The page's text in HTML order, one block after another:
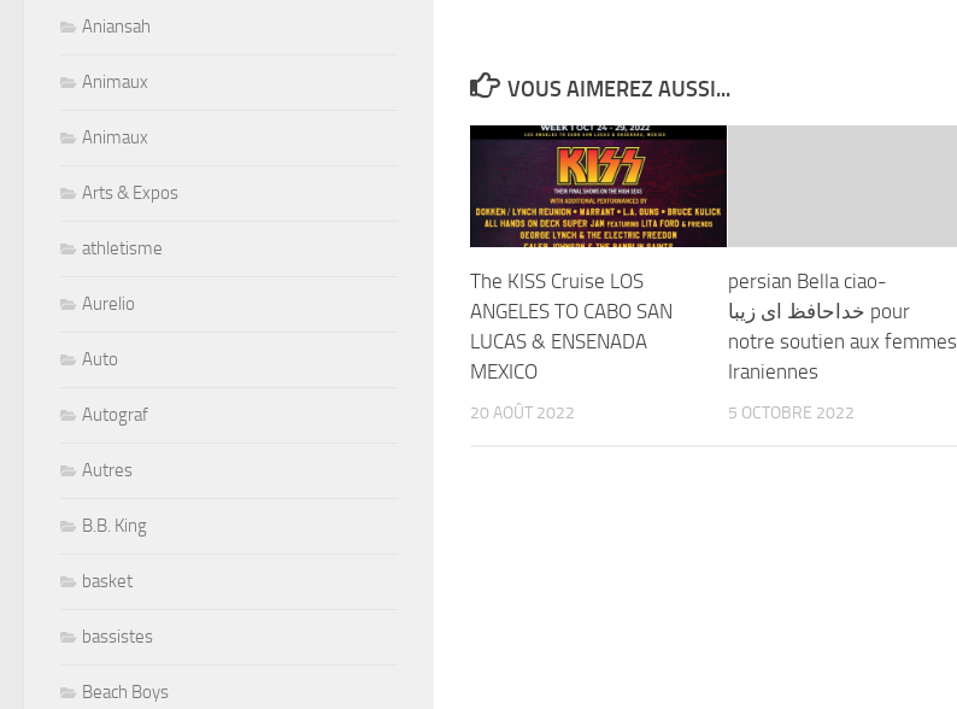
VOUS AIMEREZ AUSSI...
The KISS Cruise LOS
ANGELES TO CABO SAN
LUCAS & ENSENADA
MEXICO
20 AOÛT 2022
persian Bella ciao-
خداحافظ ای زیبا pour
notre soutien aux femmes
Iraniennes
5 OCTOBRE 2022
Aniansah
Animaux
Animaux
Arts & Expos
athletisme
Aurelio
Auto
Autograf
Autres
B.B. King
basket
bassistes
Beach Boys